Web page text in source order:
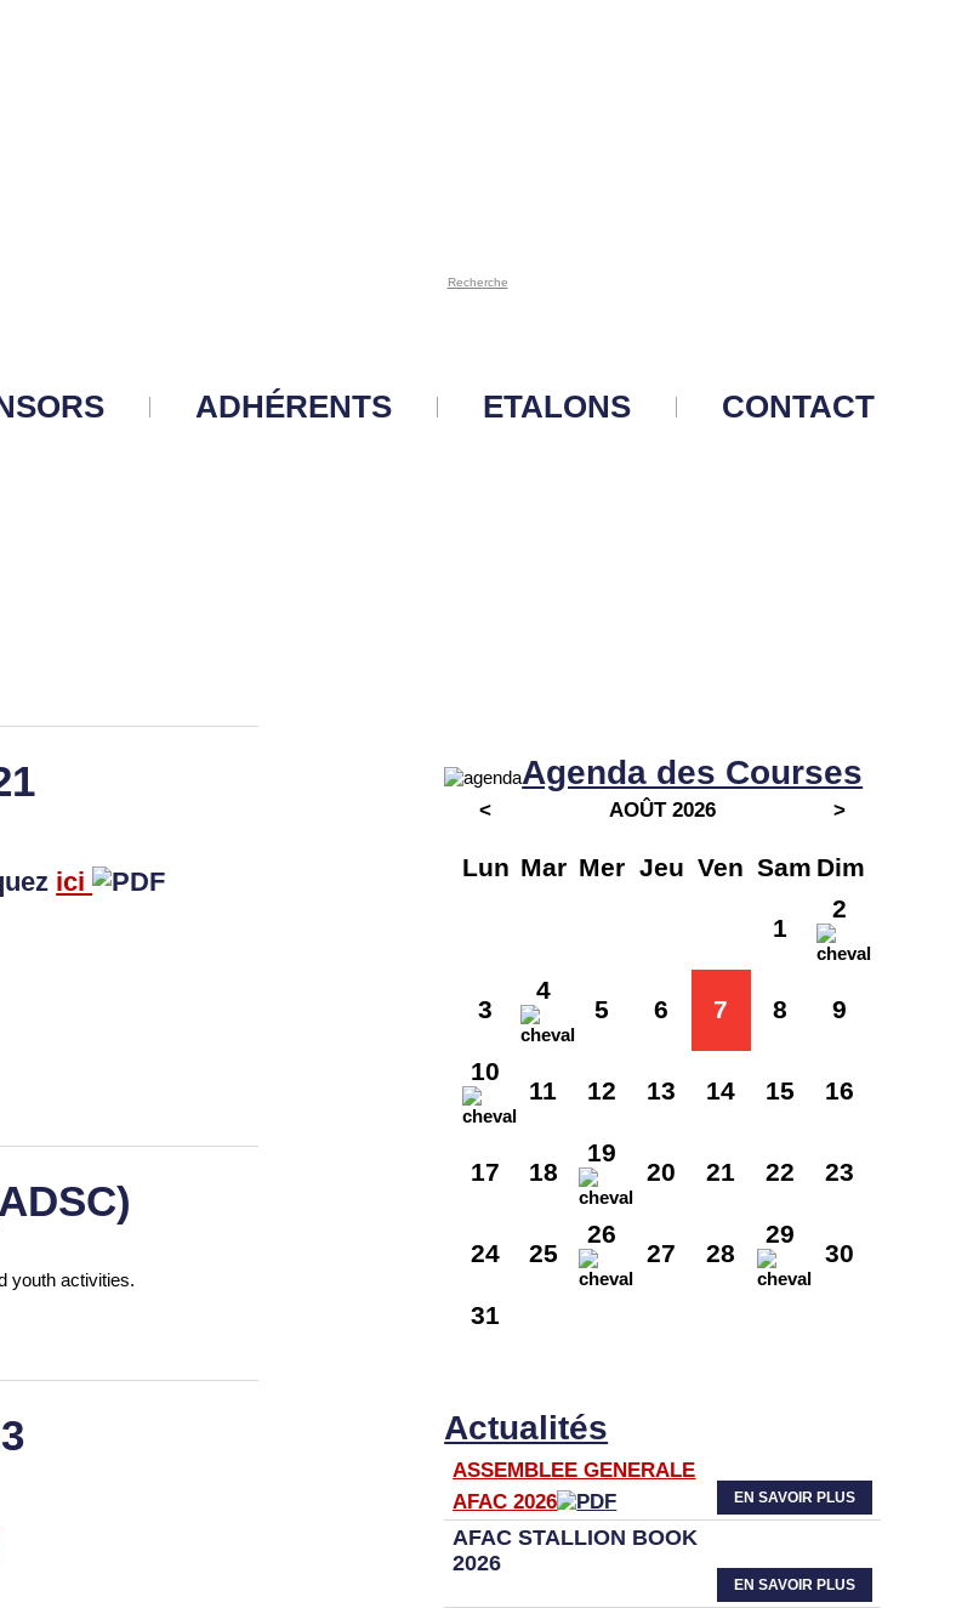
Recherche
ADHÉRENTS ETALONS CONTACT
ici
youth activities.
Agenda des Courses
< AOÛT 2026 >
Lun Mar Mer Jeu Ven Sam Dim
1
2
3
4
5 6 7 8 9
10
11 12 13 14 15 16
17 18
19
20 21 22 23
24 25
26
27 28
29
30
31
Actualités
ASSEMBLEE GENERALE
AFAC 2026
EN SAVOIR PLUS
AFAC STALLION BOOK
2026
EN SAVOIR PLUS